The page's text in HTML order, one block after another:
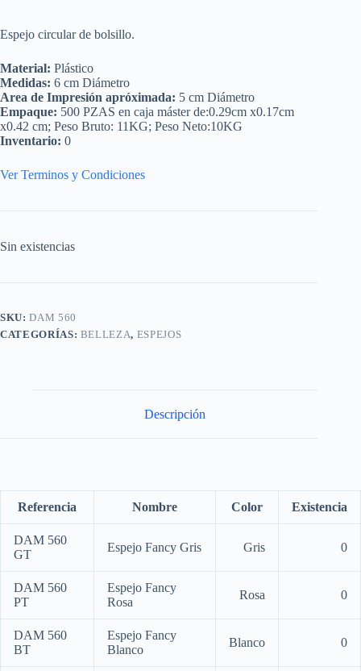
Espejo circular de bolsillo.
Material: Plástico
Medidas: 6 cm Diámetro
Area de Impresión apróximada: 5 cm Diámetro
Empaque: 500 PZAS en caja máster de:0.29cm x0.17cm
x0.42 cm; Peso Bruto: 11KG; Peso Neto:10KG
Inventario: 0
Ver Terminos y Condiciones
Sin existencias
SKU:DAM 560
CATEGORÍAS: BELLEZA, ESPEJOS
Descripción
Referencia Nombre Color Existencia
DAM 560
GT
Espejo Fancy Gris Gris 0
DAM 560
PT
Espejo Fancy
Rosa
Rosa 0
DAM 560
BT
Espejo Fancy
Blanco
Blanco 0